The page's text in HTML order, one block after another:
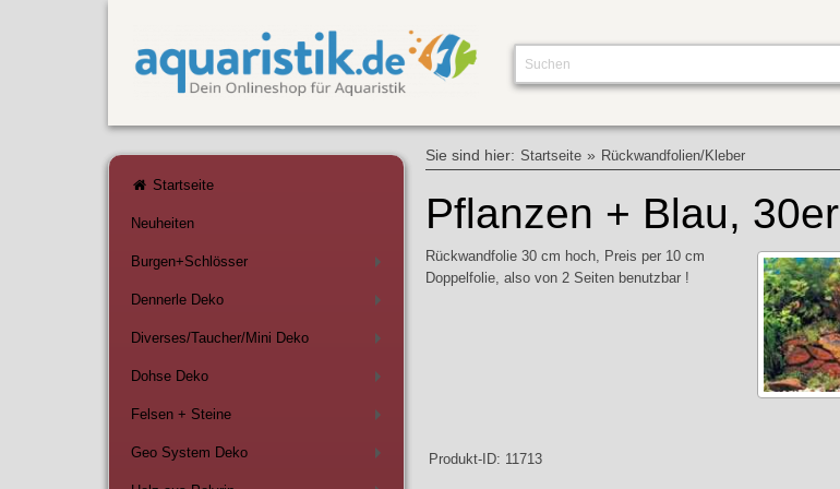
Startseite
Neuheiten
Burgen+Schlösser
Dennerle Deko
Diverses/Taucher/Mini Deko
Dohse Deko
Felsen + Steine
Geo System Deko
Sie sind hier: Startseite » Rückwandfolien/Kleber
Pflanzen + Blau, 30er
Rückwandfolie 30 cm hoch, Preis per 10 cm
Doppelfolie, also von 2 Seiten benutzbar !
Produkt-ID: 11713